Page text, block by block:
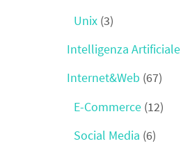
Unix (3)
Intelligenza Artificiale
Internet&Web (67)
E-Commerce (12)
Social Media (6)